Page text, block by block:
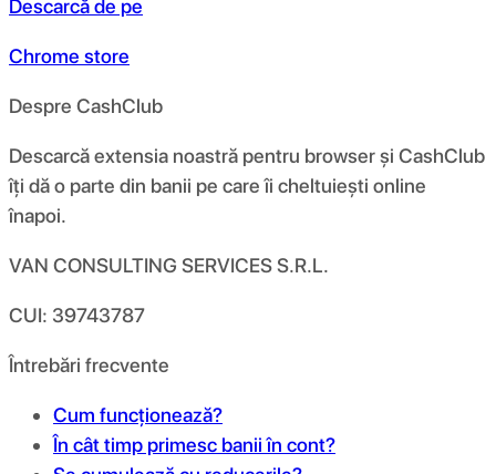
Descarcă de pe
Chrome store
Despre CashClub
Descarcă extensia noastră pentru browser și CashClub
îți dă o parte din banii pe care îi cheltuiești online
înapoi.
VAN CONSULTING SERVICES S.R.L.
CUI: 39743787
Întrebări frecvente
Cum funcționează?
În cât timp primesc banii în cont?